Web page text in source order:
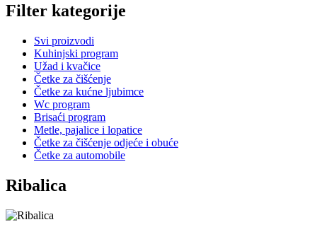
Filter kategorije
Svi proizvodi
Kuhinjski program
Užad i kvačice
Četke za čišćenje
Četke za kućne ljubimce
Wc program
Brisaći program
Metle, pajalice i lopatice
Četke za čišćenje odjeće i obuće
Četke za automobile
Ribalica